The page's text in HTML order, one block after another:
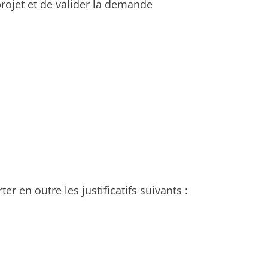
et de valider la demande
en outre les justificatifs suivants :